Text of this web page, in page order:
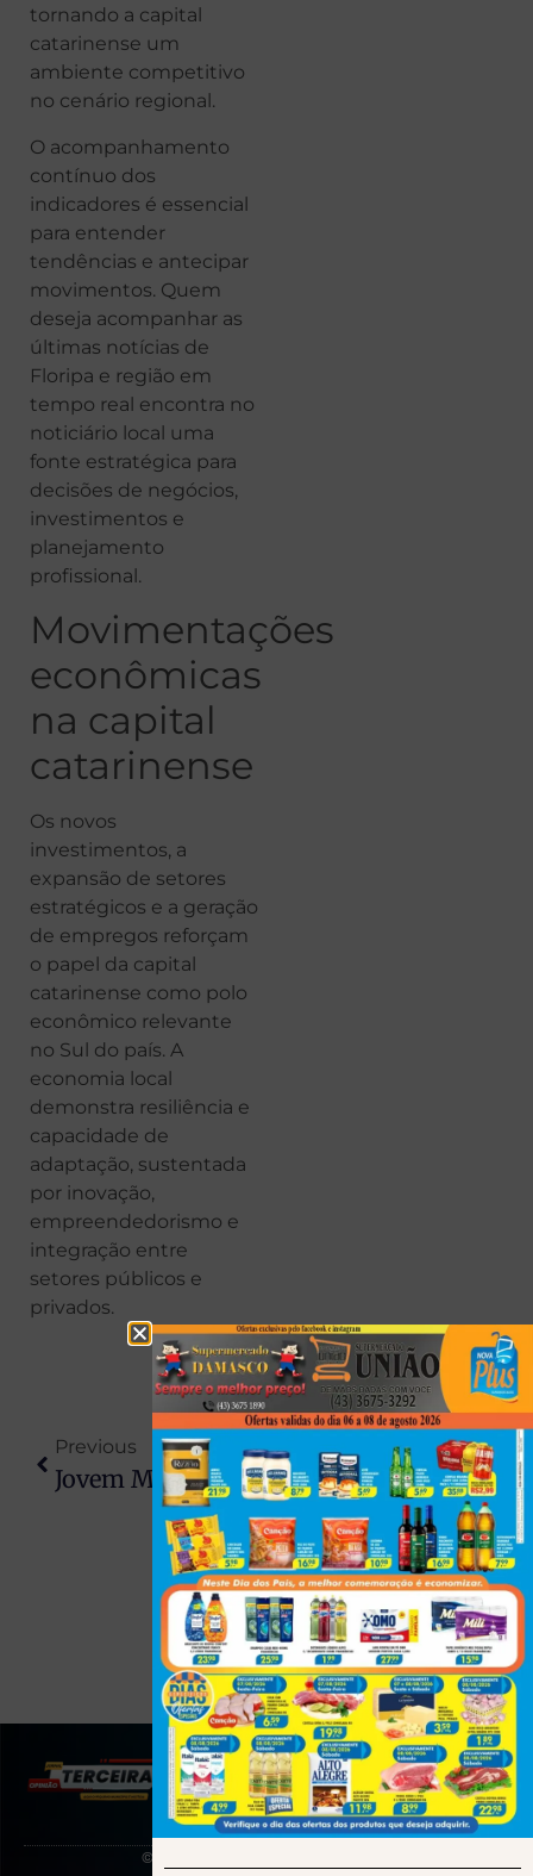
tornando a capital
catarinense um
ambiente competitivo
no cenário regional.
O acompanhamento
contínuo dos
indicadores é essencial
para entender
tendências e antecipar
movimentos. Quem
deseja acompanhar as
últimas notícias de
Floripa e região em
tempo real encontra no
noticiário local uma
fonte estratégica para
decisões de negócios,
investimentos e
planejamento
profissional.
Movimentações
econômicas
na capital
catarinense
Os novos
investimentos, a
expansão de setores
estratégicos e a geração
de empregos reforçam
o papel da capital
catarinense como polo
econômico relevante
no Sul do país. A
economia local
demonstra resiliência e
capacidade de
adaptação, sustentada
por inovação,
empreendedorismo e
integração entre
setores públicos e
privados.
Previous
Jovem Morre Por Hemorragia Cerebral Após Quatro Dias Consecutivos Jogando Videogame
Next
Como Escolher Empresa De Buffet Para Eventos Na Capital Paranaense
(43) 991545950
© 2025 Todos os direitos reservados